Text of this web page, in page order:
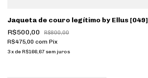
Jaqueta de couro legítimo by Ellus [049]
R$500,00
R$800,00
R$475,00 com Pix
3x de R$166,67 sem juros